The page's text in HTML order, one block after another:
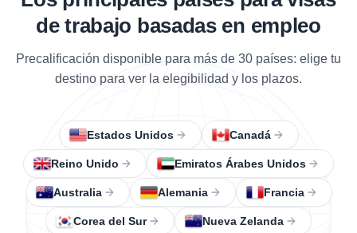
de trabajo basadas en empleo
Precalificación disponible para más de 30 países: elige tu
destino para ver la elegibilidad y los plazos.
Estados Unidos Canadá
Reino Unido Emiratos Árabes Unidos
Australia Alemania Francia
Corea del Sur Nueva Zelanda